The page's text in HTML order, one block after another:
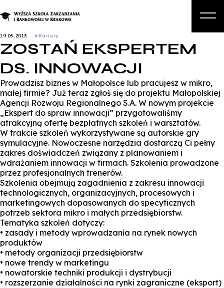
Studia podyplomowe i kursy
Kandydat
Student
Biznes
Zapisz się na studia
19.05.2013 #Kariery
ZOSTAŃ EKSPERTEM
DS. INNOWACJI
Prowadzisz biznes w Małopolsce lub pracujesz w mikro,
małej firmie? Już teraz zgłoś się do projektu Małopolskiej
Agencji Rozwoju Regionalnego S.A. W nowym projekcie
„Ekspert do spraw innowacji” przygotowaliśmy
atrakcyjną ofertę bezpłatnych szkoleń i warsztatów.
W trakcie szkoleń wykorzystywane są autorskie gry
symulacyjne. Nowoczesne narzędzia dostarczą Ci pełny
zakres doświadczeń związany z planowaniem i
wdrażaniem innowacji w firmach. Szkolenia prowadzone
przez profesjonalnych trenerów.
Szkolenia obejmują zagadnienia z zakresu innowacji
technologicznych, organizacyjnych, procesowych i
marketingowych dopasowanych do specyficznych
potrzeb sektora mikro i małych przedsiębiorstw.
Tematyka szkoleń dotyczy:
• zasady i metody wprowadzania na rynek nowych
produktów
• metody organizacji przedsiębiorstw
• nowe trendy w marketingu
• nowatorskie techniki produkcji i dystrybucji
• rozszerzanie działalności na rynki zagraniczne (eksport)